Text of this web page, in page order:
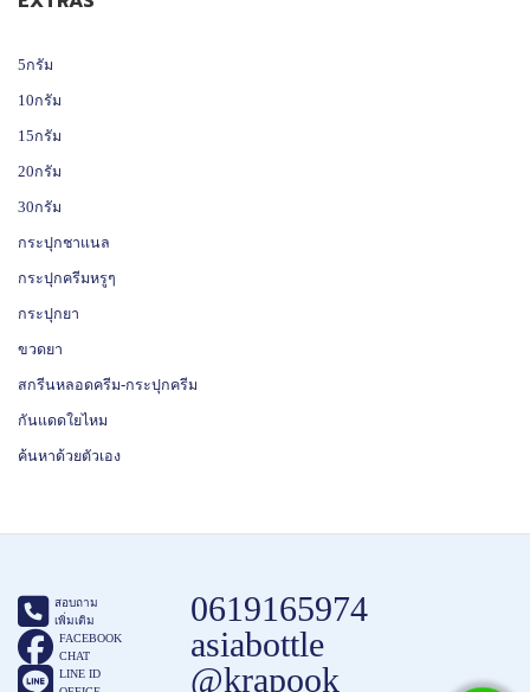
5กรัม
10กรัม
15กรัม
20กรัม
30กรัม
กระปุกชาแนล
กระปุกครีมหรูๆ
กระปุกยา
ขวดยา
สกรีนหลอดครีม-กระปุกครีม
กันแดดใยไหม
ค้นหาด้วยตัวเอง
สอบถาม
เพิ่มเติม
0619165974
FACEBOOK
CHAT
asiabottle
LINE ID
@krapook